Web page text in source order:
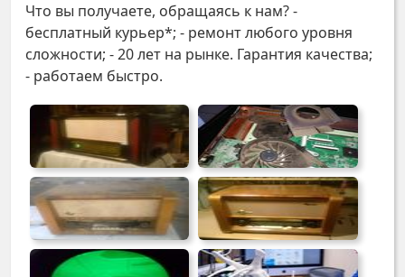
Что вы получаете, обращаясь к нам? -
бесплатный курьер*; - ремонт любого уровня
сложности; - 20 лет на рынке. Гарантия качества;
- работаем быстро.